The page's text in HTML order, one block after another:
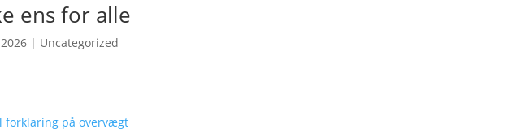
ens for alle
| Uncategorized